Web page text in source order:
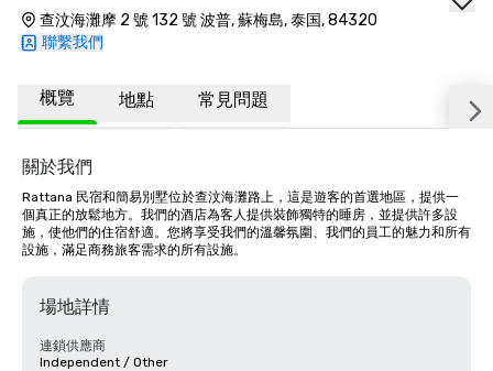
查汶海灘摩 2 號 132 號 波普, 蘇梅島, 泰国, 84320
聯繫我們
概覽 地點 常見問題
關於我們
Rattana 民宿和簡易別墅位於查汶海灘路上，這是遊客的首選地區，提供一
個真正的放鬆地方。我們的酒店為客人提供裝飾獨特的睡房，並提供許多設
施，使他們的住宿舒適。您將享受我們的溫馨氛圍、我們的員工的魅力和所有
設施，滿足商務旅客需求的所有設施。
場地詳情
連鎖供應商
Independent / Other